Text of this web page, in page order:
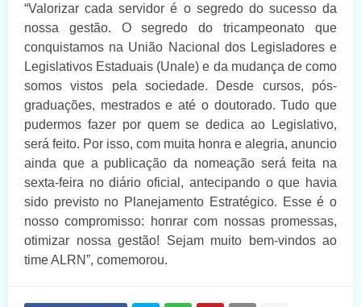
“Valorizar cada servidor é o segredo do sucesso da
nossa gestão. O segredo do tricampeonato que
conquistamos na União Nacional dos Legisladores e
Legislativos Estaduais (Unale) e da mudança de como
somos vistos pela sociedade. Desde cursos, pós-
graduações, mestrados e até o doutorado. Tudo que
pudermos fazer por quem se dedica ao Legislativo,
será feito. Por isso, com muita honra e alegria, anuncio
ainda que a publicação da nomeação será feita na
sexta-feira no diário oficial, antecipando o que havia
sido previsto no Planejamento Estratégico. Esse é o
nosso compromisso: honrar com nossas promessas,
otimizar nossa gestão! Sejam muito bem-vindos ao
time ALRN”, comemorou.